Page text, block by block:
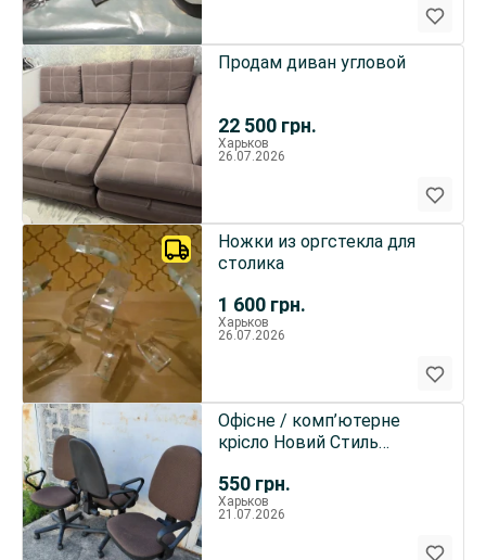
22 500 грн.
Продам диван угловой
Харьков
26.07.2026
1 600 грн.
Ножки из оргстекла для
столика
Харьков
26.07.2026
550 грн.
Офісне / комп’ютерне
крісло Новий Стиль
Харьков
21.07.2026